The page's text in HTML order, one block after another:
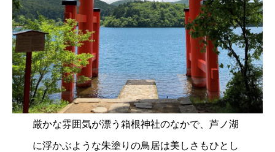
厳かな雰囲気が漂う箱根神社のなかで、芦ノ湖
に浮かぶような朱塗りの鳥居は美しさもひとし